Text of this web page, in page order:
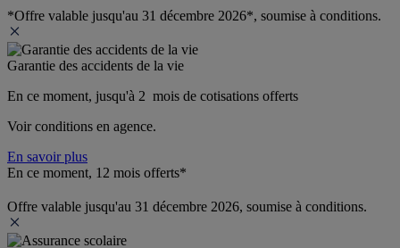
*Offre valable jusqu'au 31 décembre 2026*, soumise à conditions.
Garantie des accidents de la vie
En ce moment, jusqu'à 2  mois de cotisations offerts
Voir conditions en agence.
En savoir plus
En ce moment, 12 mois offerts*
Offre valable jusqu'au 31 décembre 2026, soumise à conditions.